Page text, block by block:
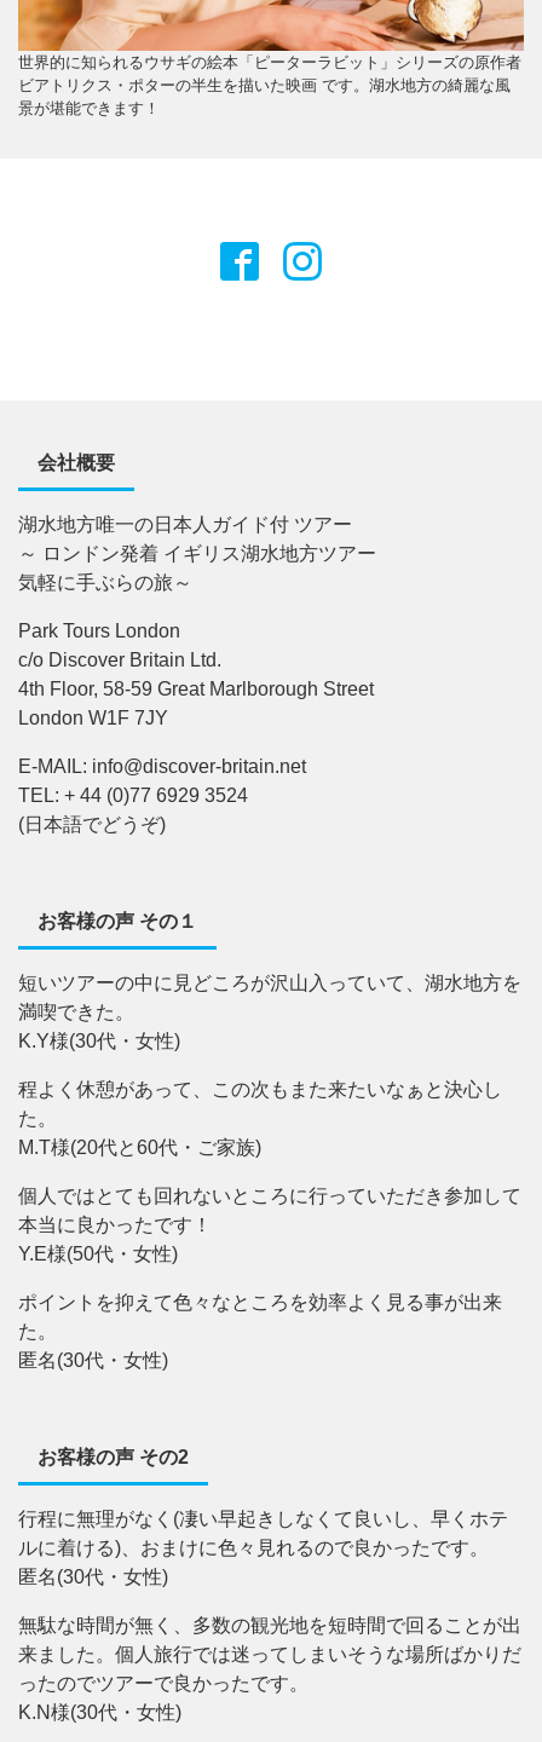
世界的に知られるウサギの絵本「ピーターラビット」シリーズの原作者
ビアトリクス・ポターの半生を描いた映画 です。湖水地方の綺麗な風
景が堪能できます！
会社概要
湖水地方唯一の日本人ガイド付 ツアー
～ ロンドン発着 イギリス湖水地方ツアー
気軽に手ぶらの旅～
Park Tours London
c/o Discover Britain Ltd.
4th Floor, 58-59 Great Marlborough Street
London W1F 7JY
E-MAIL: info@discover-britain.net
TEL: + 44 (0)77 6929 3524
(日本語でどうぞ)
お客様の声 その１
短いツアーの中に見どころが沢山入っていて、湖水地方を
満喫できた。
K.Y様(30代・女性)
程よく休憩があって、この次もまた来たいなぁと決心し
た。
M.T様(20代と60代・ご家族)
個人ではとても回れないところに行っていただき参加して
本当に良かったです！
Y.E様(50代・女性)
ポイントを抑えて色々なところを効率よく見る事が出来
た。
匿名(30代・女性)
お客様の声 その2
行程に無理がなく(凄い早起きしなくて良いし、早くホテ
ルに着ける)、おまけに色々見れるので良かったです。
匿名(30代・女性)
無駄な時間が無く、多数の観光地を短時間で回ることが出
来ました。個人旅行では迷ってしまいそうな場所ばかりだ
ったのでツアーで良かったです。
K.N様(30代・女性)